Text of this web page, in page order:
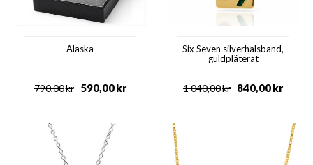
Alaska
kr
790,00 kr
590,00
Six Seven silverhalsband,
guldpläterat
kr
1 040,00 kr
840,00